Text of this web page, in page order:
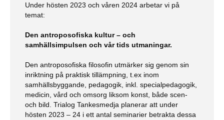
Under hösten 2023 och våren 2024 arbetar vi på
temat:
Den antroposofiska kultur – och
samhällsimpulsen och vår tids utmaningar.
Den antroposofiska filosofin utmärker sig genom sin
inriktning på praktisk tillämpning, t.ex inom
samhällsbyggande, pedagogik, inkl. specialpedagogik,
medicin, vård och omsorg liksom konst, både scen-
och bild. Trialog Tankesmedja planerar att under
hösten 2023 – 24 i ett antal seminarier betrakta dessa